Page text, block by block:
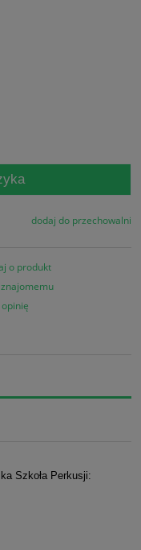
dodaj do przechowalni
o produkt
Szkoła Perkusji: